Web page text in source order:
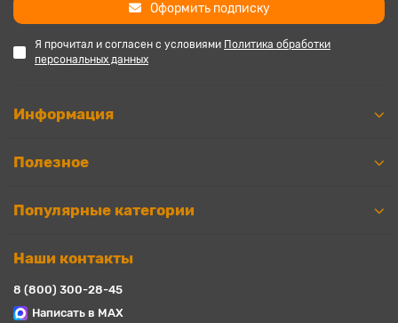
Оформить подписку
Я прочитал и согласен с условиями Политика обработки
персональных данных
Информация
Полезное
Популярные категории
Наши контакты
8 (800) 300-28-45
Написать в MAX